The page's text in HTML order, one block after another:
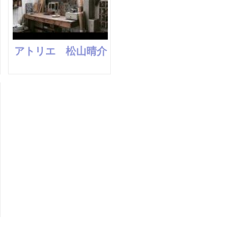
アトリエ 松山晴介